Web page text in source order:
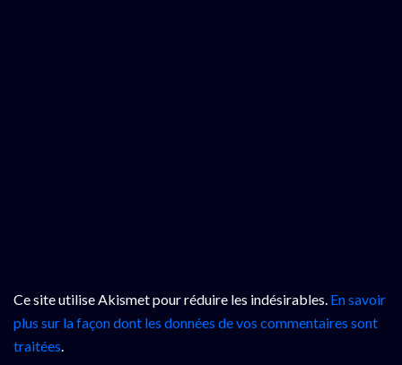
Ce site utilise Akismet pour réduire les indésirables. En savoir
plus sur la façon dont les données de vos commentaires sont
traitées.